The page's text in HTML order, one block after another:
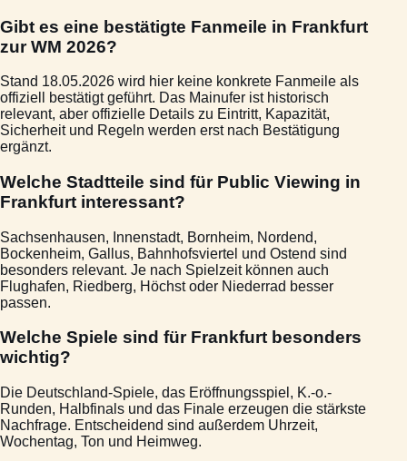
Gibt es eine bestätigte Fanmeile in Frankfurt
zur WM 2026?
Stand 18.05.2026 wird hier keine konkrete Fanmeile als
offiziell bestätigt geführt. Das Mainufer ist historisch
relevant, aber offizielle Details zu Eintritt, Kapazität,
Sicherheit und Regeln werden erst nach Bestätigung
ergänzt.
Welche Stadtteile sind für Public Viewing in
Frankfurt interessant?
Sachsenhausen, Innenstadt, Bornheim, Nordend,
Bockenheim, Gallus, Bahnhofsviertel und Ostend sind
besonders relevant. Je nach Spielzeit können auch
Flughafen, Riedberg, Höchst oder Niederrad besser
passen.
Welche Spiele sind für Frankfurt besonders
wichtig?
Die Deutschland-Spiele, das Eröffnungsspiel, K.-o.-
Runden, Halbfinals und das Finale erzeugen die stärkste
Nachfrage. Entscheidend sind außerdem Uhrzeit,
Wochentag, Ton und Heimweg.